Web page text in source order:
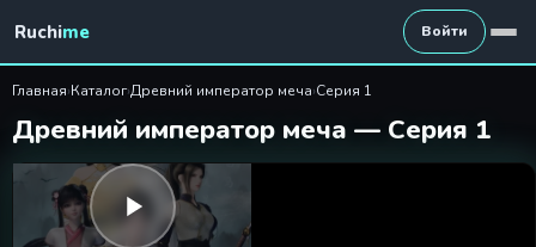
Древний император меча 1
Ruchime Войти
Главная›Каталог›Древний император меча›Серия 1
Древний император меча — Серия 1